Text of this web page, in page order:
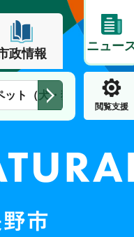
政情報
ニュー
ット（犬・猫） 住民
閲覧支援